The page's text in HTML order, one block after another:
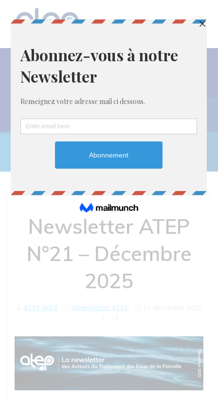
contenu
Newsletter ATEP
N°21 – Décembre
2025
Newsletter ATEP
N°21 – Décembre
2025
ATEP-WEB Newsletters ATEP